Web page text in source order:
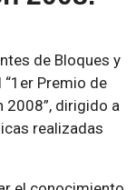
de Bloques y
Premio de
2008”, dirigido a
realizadas